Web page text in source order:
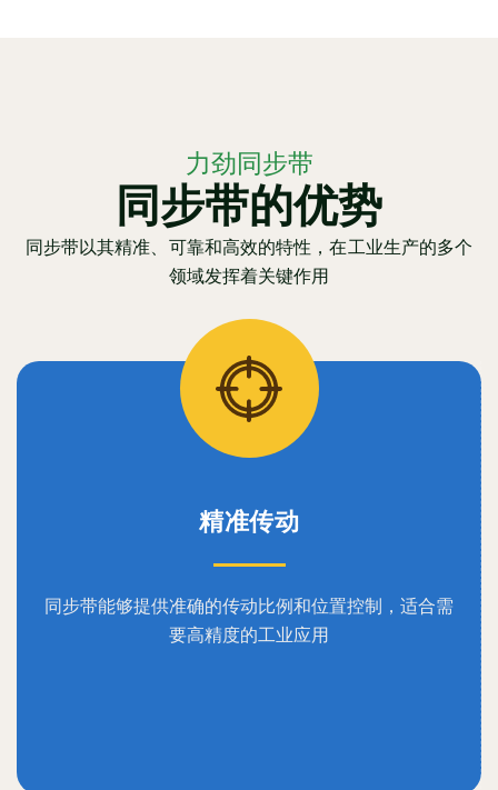
力劲同步带
同步带的优势
同步带以其精准、可靠和高效的特性，在工业生产的多个
领域发挥着关键作用
精准传动
同步带能够提供准确的传动比例和位置控制，适合需
要高精度的工业应用